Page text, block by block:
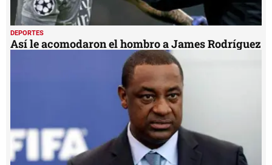
DEPORTES
Así le acomodaron el hombro a James Rodríguez